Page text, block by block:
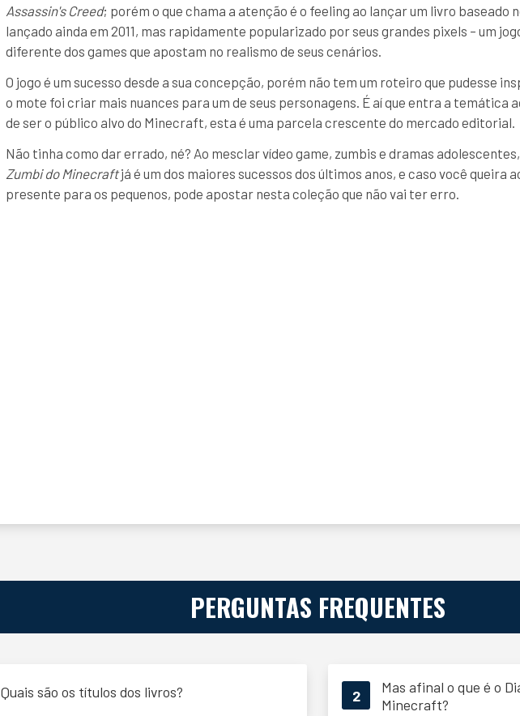
Assassin's Creed; porém o que chama a atenção é o feeling ao lançar um livro baseado
lançado ainda em 2011, mas rapidamente popularizado por seus grandes pixels – um
diferente dos games que apostam no realismo de seus cenários.
O jogo é um sucesso desde a sua concepção, porém não tem um roteiro que pudesse
o mote foi criar mais nuances para um de seus personagens. É aí que entra a temática
de ser o público alvo do Minecraft, esta é uma parcela crescente do mercado editorial.
Não tinha como dar errado, né? Ao mesclar vídeo game, zumbis e dramas adolescentes,
Zumbi do Minecraftjá é um dos maiores sucessos dos últimos anos, e caso você queira
presente para os pequenos, pode apostar nesta coleção que não vai ter erro.
PERGUNTAS FREQUENTES
Quais são os títulos dos livros? 2
Mas afinal o que é o
Minecraft?